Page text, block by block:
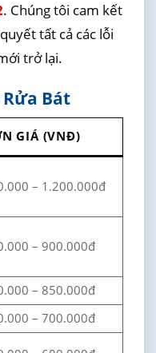
. Chúng tôi cam kết
tất cả các lỗi
trở lại.
Rửa Bát
GIÁ (VNĐ)
– 1.200.000đ
– 900.000đ
– 850.000đ
– 700.000đ